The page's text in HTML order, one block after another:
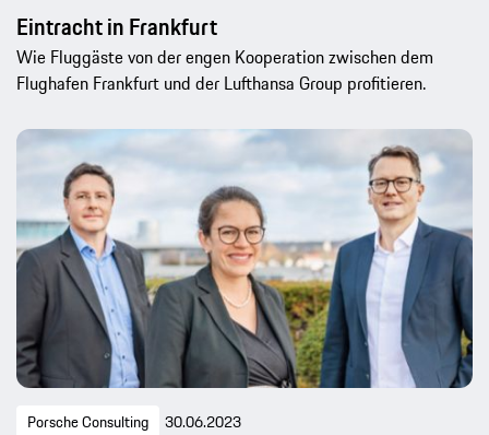
Eintracht in Frankfurt
Wie Fluggäste von der engen Kooperation zwischen dem
Flughafen Frankfurt und der Lufthansa Group profitieren.
Porsche Consulting 30.06.2023